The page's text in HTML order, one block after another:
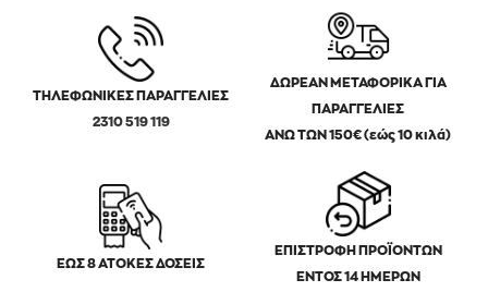
ΤΗΛΕΦΩΝΙΚΕΣ ΠΑΡΑΓΓΕΛΙΕΣ
2310 519 119
ΔΩΡΕΑΝ ΜΕΤΑΦΟΡΙΚΑ ΓΙΑ
ΠΑΡΑΓΓΕΛΙΕΣ
ΑΝΩ ΤΩΝ 150€ (εώς 10 κιλά)
ΕΩΣ 8 ΑΤΟΚΕΣ ΔΟΣΕΙΣ
ΕΠΙΣΤΡΟΦΗ ΠΡΟΪΟΝΤΩΝ
ΕΝΤΟΣ 14 ΗΜΕΡΩΝ